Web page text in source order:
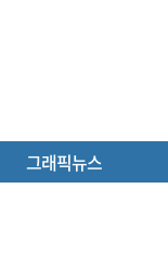
그래픽뉴스